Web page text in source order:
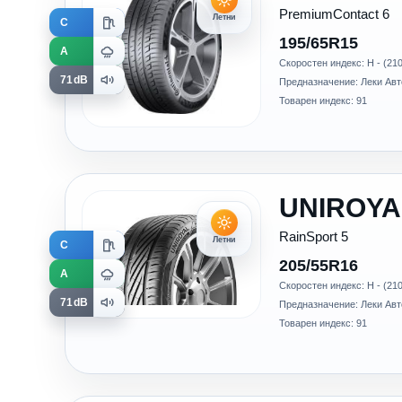
Летни PremiumContact 6
195/65R15
C
A
71dB
Скоростен индекс: H -
Предназначение: Леки
Товарен индекс: 91
Летни RainSport 5
205/55R16
C
A
71dB
Скоростен индекс: H -
Предназначение: Леки
Товарен индекс: 91